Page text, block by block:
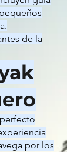
de la
por los